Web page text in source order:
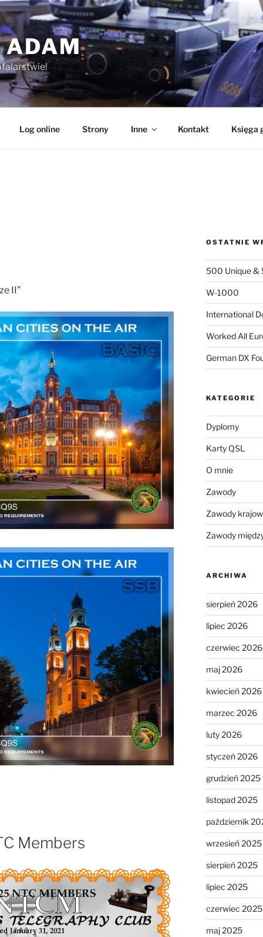
ADAM
Log online Strony Inne Kontakt Księga
II”
Members
OSTATNIE
500 Unique &
W-1000
International
Worked All
German DX
KATEGORIE
Dyplomy
Karty QSL
O mnie
Zawody
Zawody
Zawody
ARCHIWA
sierpień 2026
lipiec 2026
czerwiec 2026
maj 2026
kwiecień 2026
marzec 2026
luty 2026
styczeń 2026
grudzień 2025
listopad 2025
październik
wrzesień 2025
sierpień 2025
lipiec 2025
czerwiec 2025
maj 2025